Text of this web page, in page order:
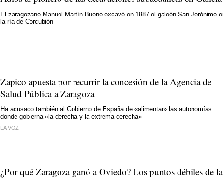
El zaragozano Manuel Martín Bueno excavó en 1987 el galeón San Jerónimo
la ría de Corcubión
Zapico apuesta por recurrir la concesión de la Agencia de
Salud Pública a Zaragoza
Ha acusado también al Gobierno de España de «alimentar» las autonomías
donde gobierna «la derecha y la extrema derecha»
LA VOZ
¿Por qué Zaragoza ganó a Oviedo? Los puntos débiles de la